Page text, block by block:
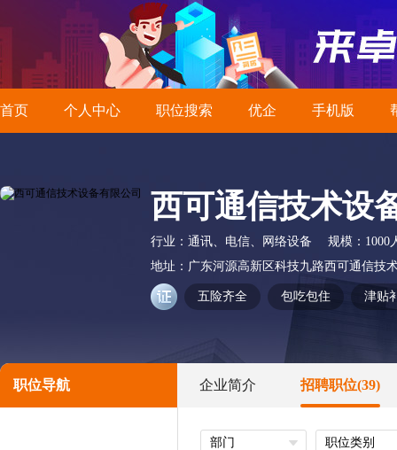
首页 个人中心 职位搜索 优企 手机版
西可通信技术设
行业： 通讯、电信、网络设备 规模： 1000
地址： 广东河源高新区科技九路西可通信技
五险齐全 包吃包住 津贴
职位导航 企业简介 招聘职位(39)
部门 职位类别